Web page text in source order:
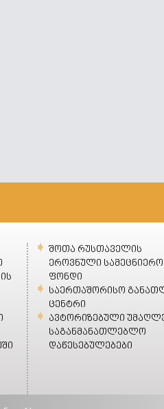
შოთა რუსთაველის
ეროვნული სამეცნიერო
ფონდი
საერთაშორისო
ცენტრი
ავტორიზებული
საგანმანათლებლო
დაწესებულებები